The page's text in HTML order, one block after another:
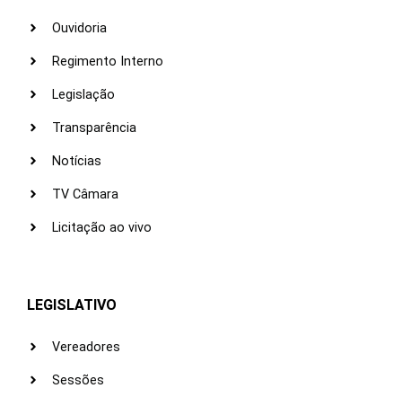
Ouvidoria
Regimento Interno
Legislação
Transparência
Notícias
TV Câmara
Licitação ao vivo
LEGISLATIVO
Vereadores
Sessões